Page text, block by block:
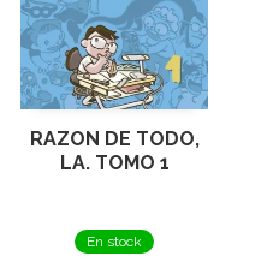
RAZON DE TODO,
LA. TOMO 1
En stock